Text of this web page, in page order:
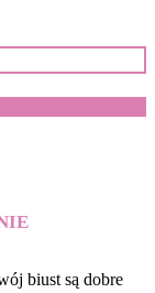
biust są dobre